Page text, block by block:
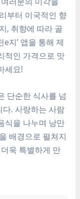
부터 이국적인 향
, 취향에 따라 골
지’ 앱을 통해 제
적인 가격으로 맛
세요!
단순한 식사를 넘
. 사랑하는 사람
식을 나누며 낭만
배경으로 펼쳐지
욱 특별하게 만